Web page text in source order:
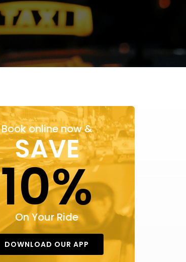
Book online now &
SAVE
10%
On Your Ride
DOWNLOAD OUR APP